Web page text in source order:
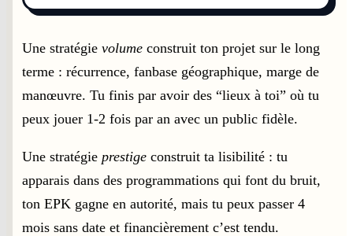
Une stratégie volume construit ton projet sur le long
terme : récurrence, fanbase géographique, marge de
manœuvre. Tu finis par avoir des “lieux à toi” où tu
peux jouer 1-2 fois par an avec un public fidèle.
Une stratégie prestige construit ta lisibilité : tu
apparais dans des programmations qui font du bruit,
ton EPK gagne en autorité, mais tu peux passer 4
mois sans date et financièrement c’est tendu.